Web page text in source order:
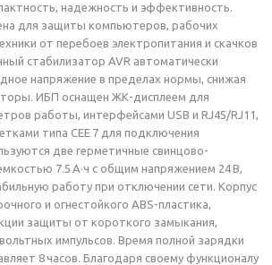
надежность и эффективность.
для защиты компьютеров, рабочих
от перебоев электропитания и скачков
стабилизатор AVR автоматически
напряжение в пределах нормы, снижая
ИБП оснащен ЖК-дисплеем для
работы, интерфейсами USB и RJ45/RJ11,
типа CEE 7 для подключения
две герметичные свинцово-
7.5 А·ч с общим напряжением 24 В,
работу при отключении сети. Корпус
и огнестойкого ABS-пластика,
защиты от короткого замыкания,
импульсов. Время полной зарядки
8 часов. Благодаря своему функционалу